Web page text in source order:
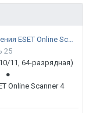
Новая версия бесплатного приложения ESET Online Scanner доступна пользователям
25
11, 64-разрядная)
Online Scanner 4